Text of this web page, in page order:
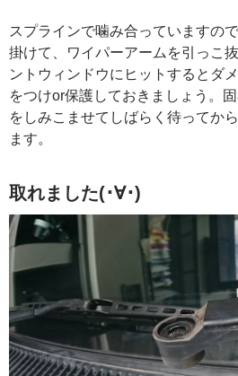
スプラインで噛み合っていますの
掛けて、ワイパーアームを引っこ
ントウィンドウにヒットするとダ
をつけor保護しておきましょう。
をしみこませてしばらく待ってか
ます。
取れました(･∀･)